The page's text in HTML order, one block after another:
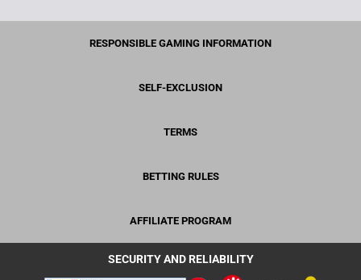
RESPONSIBLE GAMING INFORMATION
SELF-EXCLUSION
TERMS
BETTING RULES
AFFILIATE PROGRAM
SECURITY AND RELIABILITY